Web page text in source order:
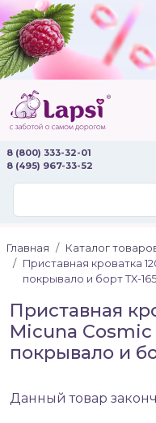
8 (800) 333-32-01
8 (495) 967-33-52
Главная Каталог
Приставная кроватка
покрывало и борт TX-
Приставная
Micuna Cosmic
покрывало и
Данный товар